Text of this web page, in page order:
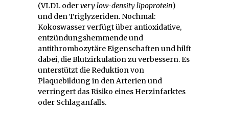
(VLDL odervery low-density lipoprotein)
und den Triglyzeriden. Nochmal:
Kokoswasser verfügt über antioxidative,
entzündungshemmende und
antithrombozytäre Eigenschaften und hilft
dabei, die Blutzirkulation zu verbessern. Es
unterstützt die Reduktion von
Plaquebildung in den Arterien und
verringert das Risiko eines Herzinfarktes
oder Schlaganfalls.